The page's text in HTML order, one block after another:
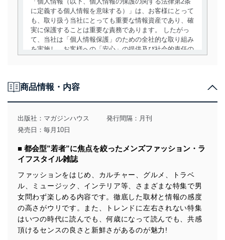
に定義する個人情報を意味する）」は、お客様にとって
も、取り扱う当社にとっても重要な情報資産であり、確
実に保護することは重要な責務であります。 したがっ
て、当社は「個人情報保護」のための全社的な取り組み
を実施し、お客様への「安心」の提供及び社会的責任の
用目的を明確にし、本人の同意を得たうえで利用目的の
達成に必要な範囲内で適法かつ公正な手段によって取
得・利用・提供を行います。また、当社が保有している
個人情報は、同意を得ずに目的外利用、第三者への提
みを確実にするため、従業者等の教育を徹底してまいり
ます。また、目的外利用を行わないために、適切な管理
措置を講じます。
法令遵守
当社は、個人情報に関連する法令、国が定める指針及び
その他の規範を遵守します。また、当社の管理の仕組み
に、これらの法令及びその他の規範を常に適合させま
す。
商品情報・内容
出版社： マガジンハウス
発行間隔：月刊
発売日：毎月10日
■ 都会型”若者”に焦点を絞ったメンズファッション・ラ
イフスタイル雑誌
ファッションをはじめ、カルチャー、グルメ、トラベ
ル、ミュージック、インテリア等、さまざまな特集で男
女問わず楽しめる内容です。徹底した取材と情報の感度
の高さがウリです。また、トレンドに左右されない特集
はいつの時代に読んでも、何歳になって読んでも、共感
頂けるセンスの良さと新鮮さがあるのが魅力!